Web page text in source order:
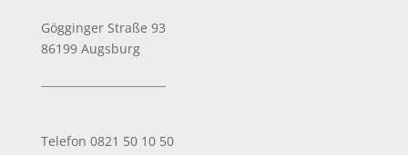
Gögginger Straße 93
86199 Augsburg
Telefon 0821 50 10 50